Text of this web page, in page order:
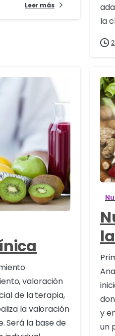
Leer más
la
3
valoración
de la terapia,
la valoración
Será la base de
y
un